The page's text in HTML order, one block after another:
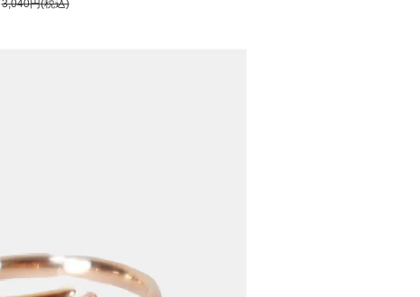
3,040円(税込)